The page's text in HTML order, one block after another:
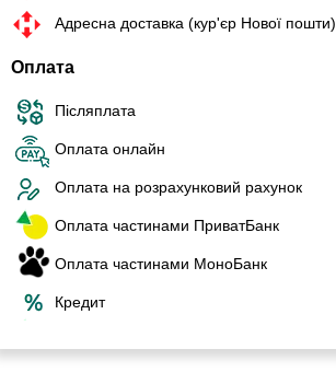
Адресна доставка (кур'єр Нової пошти)
Оплата
Післяплата
Оплата онлайн
Оплата на розрахунковий рахунок
Оплата частинами ПриватБанк
Оплата частинами МоноБанк
Кредит